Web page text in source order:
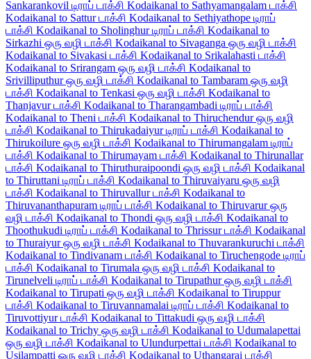
Sankarankovil டிராப் டாக்சி Kodaikanal to Sathyamangalam டாக்சி
Kodaikanal to Sattur டாக்சி Kodaikanal to Sethiyathope டிராப்
டாக்சி Kodaikanal to Sholinghur டிராப் டாக்சி Kodaikanal to
Sirkazhi ஒரு வழி டாக்சி Kodaikanal to Sivaganga ஒரு வழி டாக்சி
Kodaikanal to Sivakasi டாக்சி Kodaikanal to Srikalahasti டாக்சி
Kodaikanal to Srirangam ஒரு வழி டாக்சி Kodaikanal to
Srivilliputhur ஒரு வழி டாக்சி Kodaikanal to Tambaram ஒரு வழி
டாக்சி Kodaikanal to Tenkasi ஒரு வழி டாக்சி Kodaikanal to
Thanjavur டாக்சி Kodaikanal to Tharangambadi டிராப் டாக்சி
Kodaikanal to Theni டாக்சி Kodaikanal to Thiruchendur ஒரு வழி
டாக்சி Kodaikanal to Thirukadaiyur டிராப் டாக்சி Kodaikanal to
Thirukoilure ஒரு வழி டாக்சி Kodaikanal to Thirumangalam டிராப்
டாக்சி Kodaikanal to Thirumayam டாக்சி Kodaikanal to Thirunallar
டாக்சி Kodaikanal to Thiruthuraipoondi ஒரு வழி டாக்சி Kodaikanal
to Thiruttani டிராப் டாக்சி Kodaikanal to Thiruvaiyaru ஒரு வழி
டாக்சி Kodaikanal to Thiruvallur டாக்சி Kodaikanal to
Thiruvananthapuram டிராப் டாக்சி Kodaikanal to Thiruvarur ஒரு
வழி டாக்சி Kodaikanal to Thondi ஒரு வழி டாக்சி Kodaikanal to
Thoothukudi டிராப் டாக்சி Kodaikanal to Thrissur டாக்சி Kodaikanal
to Thuraiyur ஒரு வழி டாக்சி Kodaikanal to Thuvarankuruchi டாக்சி
Kodaikanal to Tindivanam டாக்சி Kodaikanal to Tiruchengode டிராப்
டாக்சி Kodaikanal to Tirumala ஒரு வழி டாக்சி Kodaikanal to
Tirunelveli டிராப் டாக்சி Kodaikanal to Tirupathur ஒரு வழி டாக்சி
Kodaikanal to Tirupati ஒரு வழி டாக்சி Kodaikanal to Tiruppur
டாக்சி Kodaikanal to Tiruvannamalai டிராப் டாக்சி Kodaikanal to
Tiruvottiyur டாக்சி Kodaikanal to Tittakudi ஒரு வழி டாக்சி
Kodaikanal to Trichy ஒரு வழி டாக்சி Kodaikanal to Udumalapettai
ஒரு வழி டாக்சி Kodaikanal to Ulundurpettai டாக்சி Kodaikanal to
Usilampatti ஒரு வழி டாக்சி Kodaikanal to Uthangarai டாக்சி